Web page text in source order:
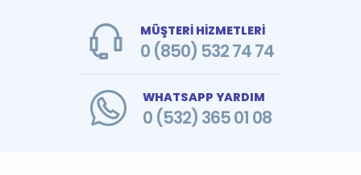
MÜŞTERİ HİZMETLERİ
0 (850) 532 74 74
WHATSAPP YARDIM
0 (532) 365 01 08